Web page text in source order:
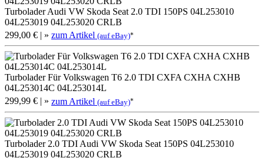
Turbolader Audi VW Skoda Seat 2.0 TDI 150PS 04L253010
04L253019 04L253020 CRLB
299,00 € | » zum Artikel (auf eBay)*
Turbolader Für Volkswagen T6 2.0 TDI CXFA CXHA CXHB
04L253014C 04L253014L
299,99 € | » zum Artikel (auf eBay)*
Turbolader 2.0 TDI Audi VW Skoda Seat 150PS 04L253010
04L253019 04L253020 CRLB